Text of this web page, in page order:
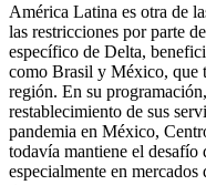
América Latina es otra de
las restricciones por parte
específico de Delta,
como Brasil y México, que
región. En su
restablecimiento de sus
pandemia en México,
todavía mantiene el desafío
especialmente en